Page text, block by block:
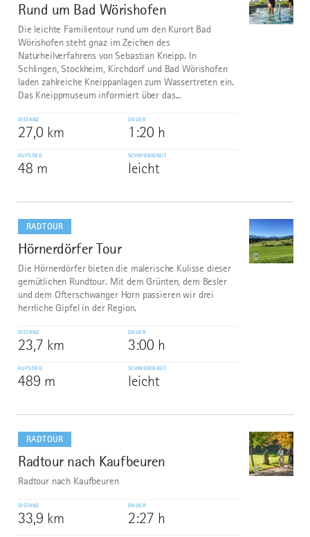
7
Rund um Bad Wörishofen
©
Die leichte Familientour rund um den Kurort Bad
Wörishofen steht gnaz im Zeichen des
Naturheilverfahrens von Sebastian Kneipp. In
Schlingen, Stockheim, Kirchdorf und Bad Wörishofen
laden zahlreiche Kneippanlagen zum Wassertreten ein.
Das Kneippmuseum informiert über das...
DISTANZ
27,0 km
DAUER
1:20 h
AUFSTIEG
48 m
SCHWIERIGKEIT
leicht
RADTOUR
8
Hörnerdörfer Tour
©
Die Hörnerdörfer bieten die malerische Kulisse dieser
gemütlichen Rundtour. Mit dem Grünten, dem Besler
und dem Ofterschwanger Horn passieren wir drei
herrliche Gipfel in der Region.
DISTANZ
23,7 km
DAUER
3:00 h
AUFSTIEG
489 m
SCHWIERIGKEIT
leicht
dazu
RADTOUR
9
Radtour nach Kaufbeuren
©
Radtour nach Kaufbeuren
DISTANZ
33,9 km
DAUER
2:27 h
dazu